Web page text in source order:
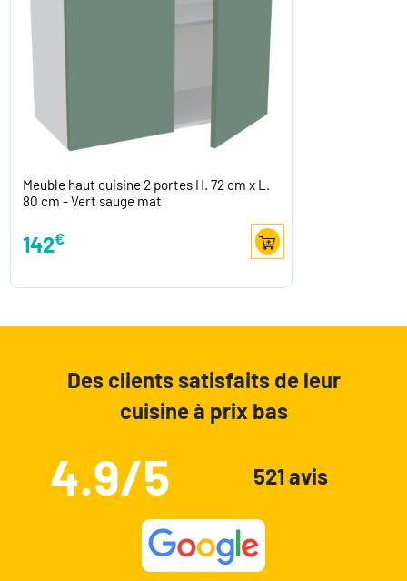
Meuble haut cuisine 2 portes H. 72 cm x L.
80 cm - Vert sauge mat
142€
Des clients satisfaits de leur
cuisine à prix bas
4.9/5 521 avis